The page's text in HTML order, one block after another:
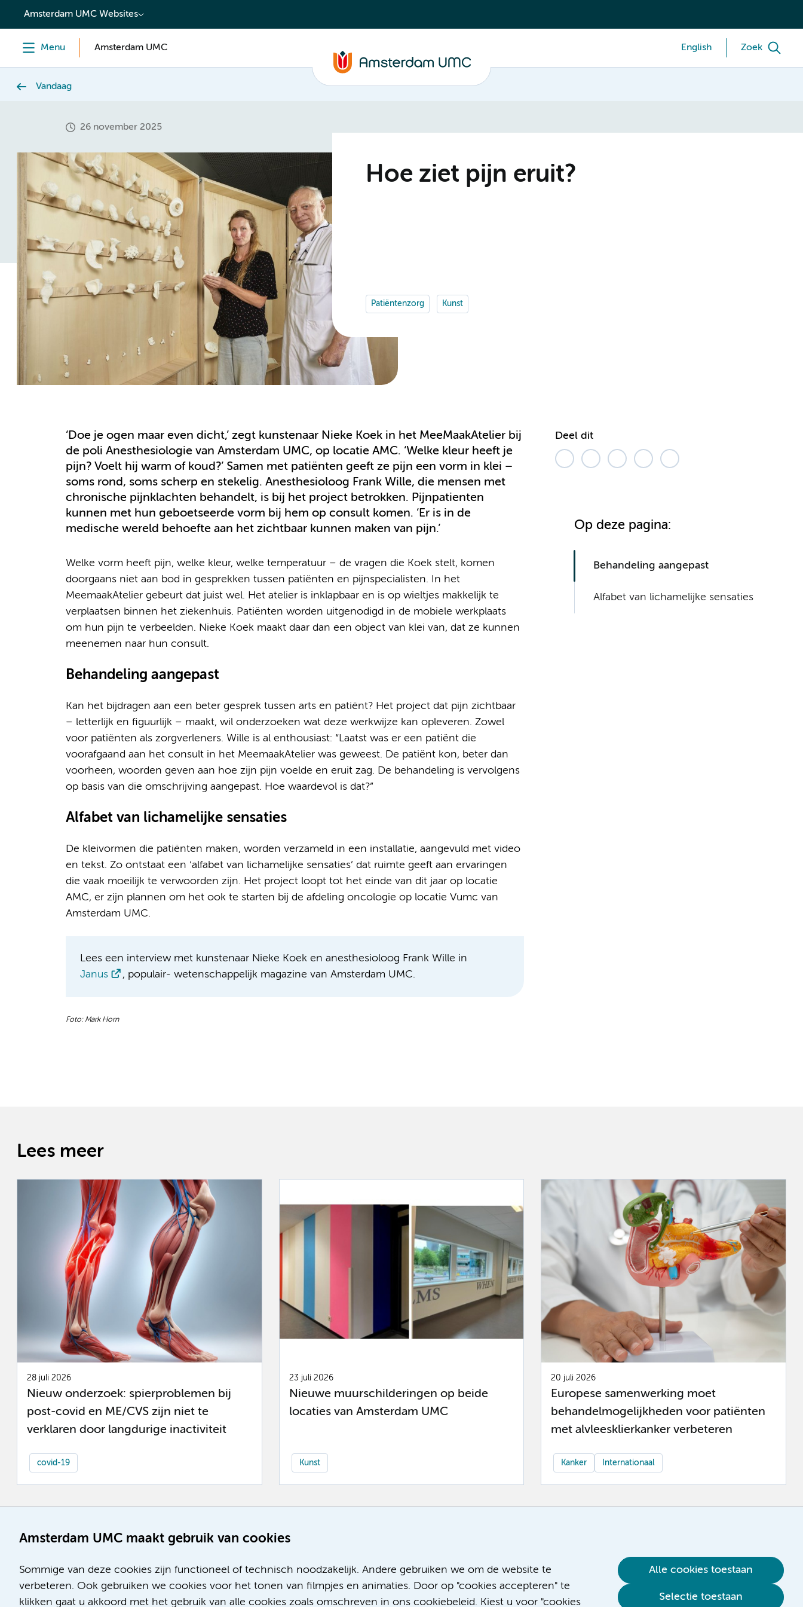
content
Amsterdam UMC maakt gebruik van cookies
Sommige van deze cookies zijn functioneel of technisch noodzakelijk. Andere gebruiken we om de website te
verbeteren. Ook gebruiken we cookies voor het tonen van filmpjes en animaties. Door op "cookies accepteren" te
klikken gaat u akkoord met het gebruik van alle cookies zoals omschreven in ons cookiebeleid. Kiest u voor "cookies
Alle cookies toestaan
Selectie toestaan
Amsterdam UMC Websites
Menu Amsterdam UMC English Zoek
Vandaag
26 november 2025
Hoe ziet pijn eruit?
Patiëntenzorg Kunst
‘Doe je ogen maar even dicht,’ zegt kunstenaar Nieke Koek in het MeeMaakAtelier bij
de poli Anesthesiologie van Amsterdam UMC, op locatie AMC. ‘Welke kleur heeft je
pijn? Voelt hij warm of koud?’ Samen met patiënten geeft ze pijn een vorm in klei –
soms rond, soms scherp en stekelig. Anesthesioloog Frank Wille, die mensen met
chronische pijnklachten behandelt, is bij het project betrokken. Pijnpatienten
kunnen met hun geboetseerde vorm bij hem op consult komen. ‘Er is in de
medische wereld behoefte aan het zichtbaar kunnen maken van pijn.’
Welke vorm heeft pijn, welke kleur, welke temperatuur – de vragen die Koek stelt, komen
doorgaans niet aan bod in gesprekken tussen patiënten en pijnspecialisten. In het
MeemaakAtelier gebeurt dat juist wel. Het atelier is inklapbaar en is op wieltjes makkelijk te
verplaatsen binnen het ziekenhuis. Patiënten worden uitgenodigd in de mobiele werkplaats
om hun pijn te verbeelden. Nieke Koek maakt daar dan een object van klei van, dat ze kunnen
meenemen naar hun consult.
Behandeling aangepast
Kan het bijdragen aan een beter gesprek tussen arts en patiënt? Het project dat pijn zichtbaar
– letterlijk en figuurlijk – maakt, wil onderzoeken wat deze werkwijze kan opleveren. Zowel
voor patiënten als zorgverleners. Wille is al enthousiast: “Laatst was er een patiënt die
voorafgaand aan het consult in het MeemaakAtelier was geweest. De patiënt kon, beter dan
voorheen, woorden geven aan hoe zijn pijn voelde en eruit zag. De behandeling is vervolgens
op basis van die omschrijving aangepast. Hoe waardevol is dat?”
Alfabet van lichamelijke sensaties
De kleivormen die patiënten maken, worden verzameld in een installatie, aangevuld met video
en tekst. Zo ontstaat een ‘alfabet van lichamelijke sensaties’ dat ruimte geeft aan ervaringen
die vaak moeilijk te verwoorden zijn. Het project loopt tot het einde van dit jaar op locatie
AMC, er zijn plannen om het ook te starten bij de afdeling oncologie op locatie Vumc van
Amsterdam UMC.
Lees een interview met kunstenaar Nieke Koek en anesthesioloog Frank Wille in
Janus
, populair- wetenschappelijk magazine van Amsterdam UMC.
Foto: Mark Horn
Deel dit
Op deze pagina:
Behandeling aangepast
Alfabet van lichamelijke sensaties
Lees meer
28 juli 2026
Nieuw onderzoek: spierproblemen bij
post-covid en ME/CVS zijn niet te
verklaren door langdurige inactiviteit
covid-19
23 juli 2026
Nieuwe muurschilderingen op beide
locaties van Amsterdam UMC
Kunst
20 juli 2026
Europese samenwerking moet
behandelmogelijkheden voor patiënten
met alvleesklierkanker verbeteren
Kanker Internationaal